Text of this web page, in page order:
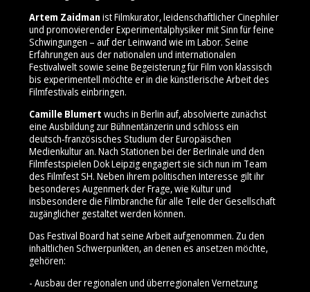
Artem Zaidman ist Filmkurator, leidenschaftlicher Cinephiler
und promovierender Experimentalphysiker mit Sinn für feine
Schwingungen – auf der Leinwand wie im Labor. Seine
Erfahrungen aus der nationalen und internationalen
Festivalwelt sowie seine Begeisterung für Film von klassisch
bis experimentell möchte er in die künstlerische Arbeit des
Filmfestivals einbringen.
Camille Blumert wuchs in Berlin auf, absolvierte zunächst
eine Ausbildung zur Bühnentänzerin und schloss ein
deutsch‑französisches Studium der Europäischen
Medienkultur an. Nach Stationen bei der Berlinale und den
Filmfestspielen Dok Leipzig engagiert sie sich nun im Team
des Filmfest SH. Neben ihrem politischen Interesse gilt ihr
besonderes Augenmerk der Frage, wie Kultur und
insbesondere die Filmbranche für alle Teile der Gesellschaft
zugänglicher gestaltet werden können.
Das Festival Board hat seine Arbeit aufgenommen. Zu den
inhaltlichen Schwerpunkten, an denen es ansetzen möchte,
gehören:
- Ausbau der regionalen und überregionalen Vernetzung